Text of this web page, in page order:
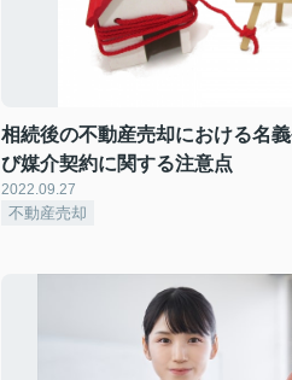
相続後の不動産売却における名
び媒介契約に関する注意点
2022.09.27
不動産売却